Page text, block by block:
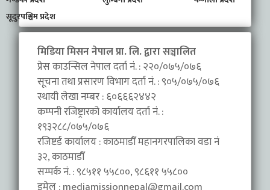
सूदुरपश्चिम प्रदेश
मिडिया मिसन नेपाल प्रा. लि. द्वारा सञ्चालित
प्रेस काउन्सिल नेपाल दर्ता नं. : २२०/०७५/०७६
सूचना तथा प्रसारण विभाग दर्ता नं. : ९०५/०७५/०७६
स्थायी लेखा नम्बर : ६०६६६२४४२
कम्पनी रजिष्ट्रारको कार्यालय दर्ता नं. :
१९३२८८/०७५/०७६
रजिष्टर्ड कार्यालय : काठमाडौँ महानगरपालिका वडा नंं
३२, काठमाडौँ
सम्पर्क नं. : ९८५११ ५५८००, ९८६११ ५५८००